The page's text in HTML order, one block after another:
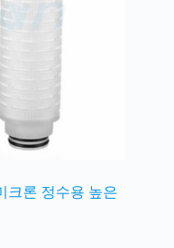
크론 정수용 높은